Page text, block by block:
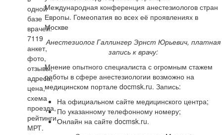
Международная конференция анестезиологов стран
Европы. Гомеопатия во всех её проявлениях в
Москве
Анестезиолог Галлингер Эрнст Юрьевич, платная
запись к врачу:
Мнение опытного специалиста с огромным стажем
работы в сфере анестезиологии возможно на
медицинском портале docmsk.ru. Запись:
На официальном сайте медицинского центра;
По указанному телефонному номеру;
Онлайн на сайте docmsk.ru.
одной
базе
врачей:
7119
анкет,
фото,
отзывы,
адреса,
цена,
схема
проезда,
рейтинги.
МРТ.